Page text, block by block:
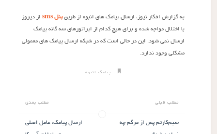
به گزارش افکار نیوز، ارسال پیامک های انبوه از طریقپنل sms
از دیروز
با اختلال مواجه شده و برای هیچ کدام از اپراتورهای سه گانه پیامک
ارسال نمی شود. این در حالی است که در شبکه ارسال پیامک های معمولی
مشکلی وجود ندارد.
پیامک انبوه
مطلب قبلی
سیم‌کارتم پس از مرگم چه
مطلب بعدی
ارسال پیامک، عامل اصلی